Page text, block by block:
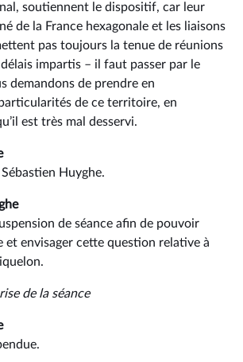
soutiennent le dispositif, car leur
de la France hexagonale et les liaisons
pas toujours la tenue de réunions
impartis –⁠ il faut passer par le
demandons de prendre en
de ce territoire, en
est très mal desservi.
Huyghe.
de séance afin de pouvoir
et envisager cette question relative à
de la séance